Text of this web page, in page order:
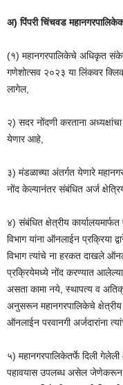
अ) पिंपरी चिंचवड
(१) महानगरपालिकेचे अधिकृत
गणेशोत्सव २०२३ या लिंकवर
लागेल,
२) सदर नोंदणी करताना
येणार आहे,
३) मंडळाच्या अंतर्गत येणारे
नोंद केल्यानंतर संबंधित अर्ज
४) संबंधित क्षेत्रीय
विभाग यांना ऑनलाईन प्रक्रिया
विभाग त्यांचे ना हरकत दाखले
प्रक्रियेमध्ये नोंद करण्यात
असता कामा नये, स्थापत्य व
अनुसरून महानगरपालिकेचे
ऑनलाईन परवानगी अर्जदारांना
५) महानगरपालिकेतर्फे दिली
पहावयास उपलब्ध असेल जेणेकरून